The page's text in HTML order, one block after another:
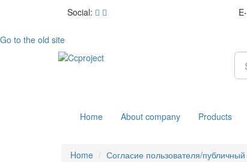
Social:
Go to the old site
Home About company Products
Home Согласие пользователя/